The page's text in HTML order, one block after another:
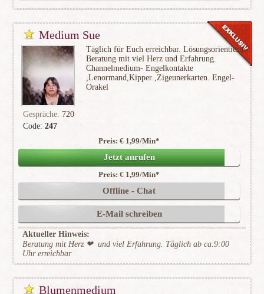
Medium Sue
Code: 247
Täglich für Euch erreichbar. Lösungsorientierte
Beratung mit viel Herz und Erfahrung.
Channelmedium- Engelkontakte
,Lenormand,Kipper ,Zigeunerkarten. Engel-
Orakel
Gespräche: 720
(75)
Preis: € 1,99/Min*
Jetzt anrufen
Preis: € 1,99/Min*
Offline - Chat
E-Mail schreiben
Aktueller Hinweis:
Beratung mit Herz ❤ ️ und viel Erfahrung. Täglich ab ca.9:00
Uhr erreichbar
Blumenmedium